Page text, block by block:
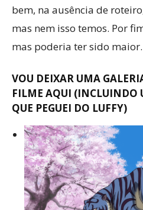
bem, na ausência de
mas nem isso temos. Por
mas poderia ter sido maior.
VOU DEIXAR UMA
FILME AQUI (INCLUINDO
QUE PEGUEI DO LUFFY)